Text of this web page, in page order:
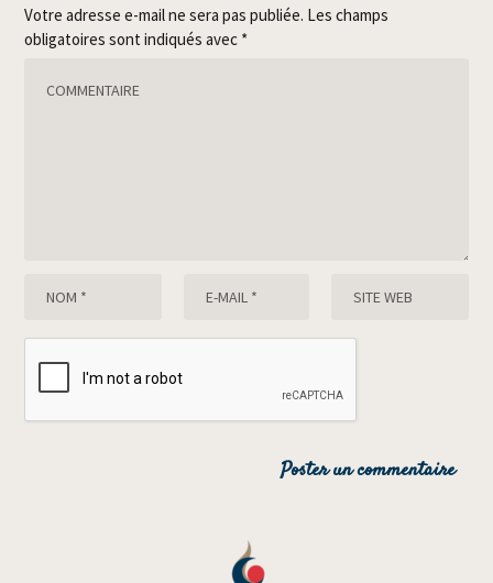
Votre adresse e-mail ne sera pas publiée. Les champs
obligatoires sont indiqués avec *